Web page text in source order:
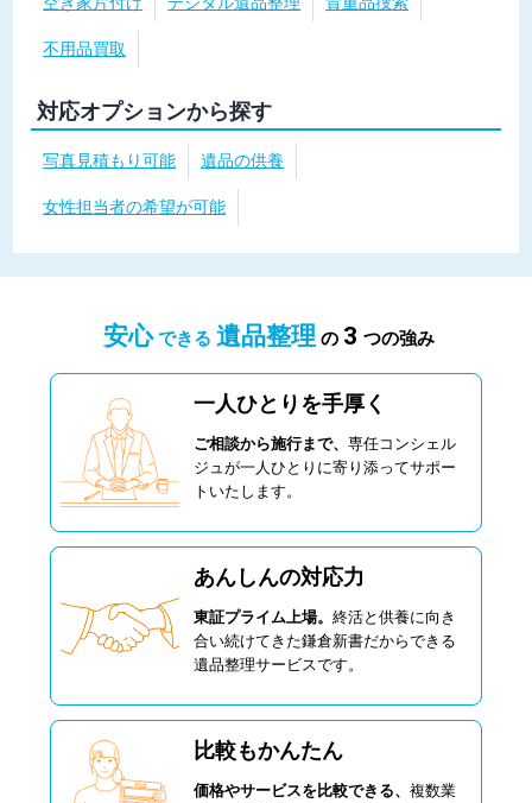
不用品買取
対応オプションから探す
写真見積もり可能 遺品の供養
女性担当者の希望が可能
安心 できる 遺品整理 の 3 つの強み
一人ひとりを手厚く
ご相談から施行まで、専任コンシェル
ジュが一人ひとりに寄り添ってサポー
トいたします。
あんしんの対応力
東証プライム上場。終活と供養に向き
合い続けてきた鎌倉新書だからできる
遺品整理サービスです。
比較もかんたん
価格やサービスを比較できる、複数業